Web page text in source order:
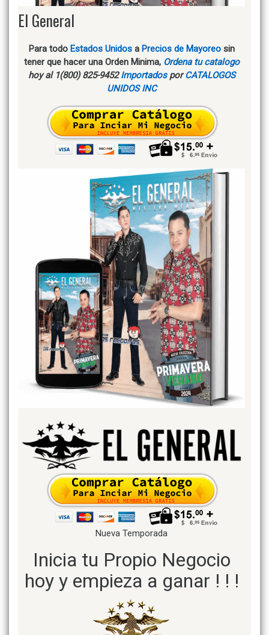
El General
Para todo Estados Unidosa Precios de Mayoreosin
tener que hacer una Orden Minima, Ordena tu catalogo
hoy al 1(800) 825-9452ImportadosporCATALOGOS
UNIDOS INC
Nueva Temporada
Inicia tu Propio Negocio
hoy y empieza a ganar ! ! !